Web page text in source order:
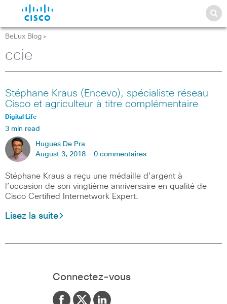
BeLux Blog >
ccie
Stéphane Kraus (Encevo), spécialiste réseau
Cisco et agriculteur à titre complémentaire
Digital Life
3 min read
Hugues De Pra
August 3, 2018 - 0 commentaires
Stéphane Kraus a reçu une médaille d’argent à
l’occasion de son vingtième anniversaire en qualité de
Cisco Certified Internetwork Expert.
Lisez la suite
Connectez-vous